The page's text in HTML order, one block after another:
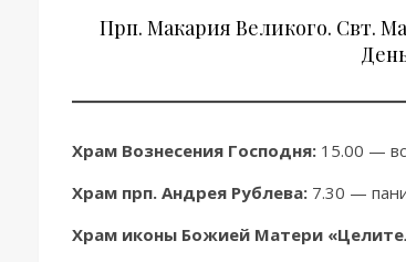
Прп. Макария Великого. Свт.
Храм Вознесения Господня: 15.00 —
Храм прп. Андрея Рублева: 7.30 —
Храм иконы Божией Матери